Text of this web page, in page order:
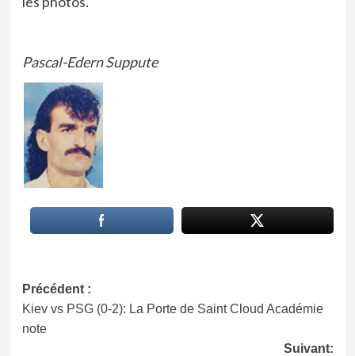
Pascal-Edern Suppute
Navigation
d’article
Précédent :
Kiev vs PSG (0-2): La Porte de Saint Cloud Académie
note
Suivant: